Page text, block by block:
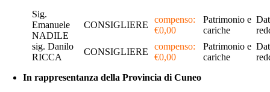
Sig.
Emanuele
NADILE
CONSIGLIERE
compenso:
€0,00
Patrimonio e
cariche
sig. Danilo
RICCA
CONSIGLIERE
compenso:
€0,00
Patrimonio e
cariche
In rappresentanza della Provincia di Cuneo